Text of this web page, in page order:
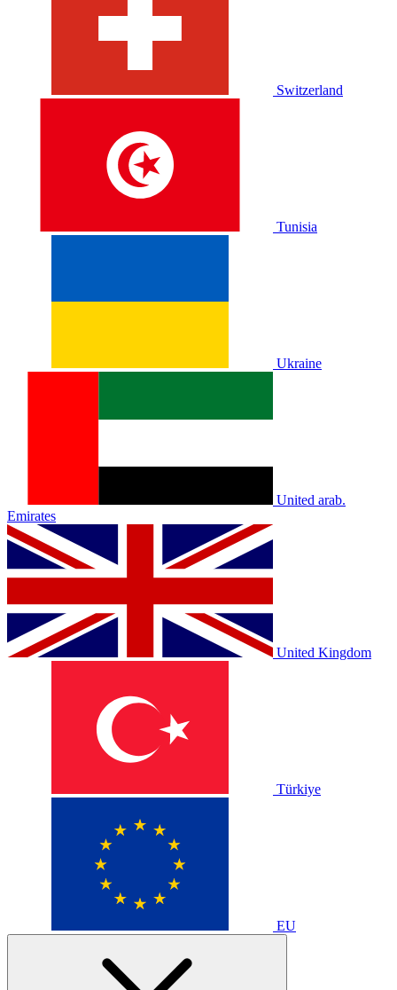
Switzerland
Tunisia
Ukraine
United arab.
Emirates
United Kingdom
Türkiye
EU